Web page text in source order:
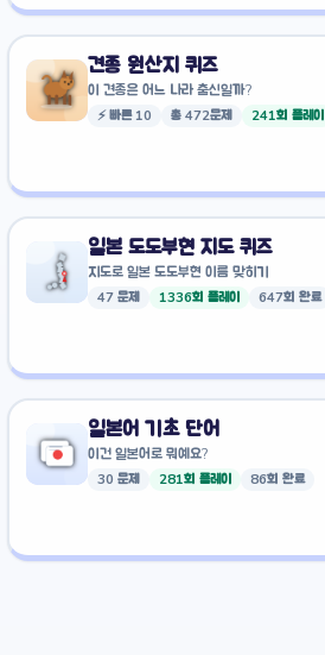
견종 원산지 퀴즈
이 견종은 어느 나라 출신일까?
⚡ 빠른 10 총 472문제 241회 플레이
일본 도도부현 지도 퀴즈
지도로 일본 도도부현 이름 맞히기
47 문제 1336회 플레이 647회 완료
일본어 기초 단어
이건 일본어로 뭐예요?
30 문제 281회 플레이 86회 완료